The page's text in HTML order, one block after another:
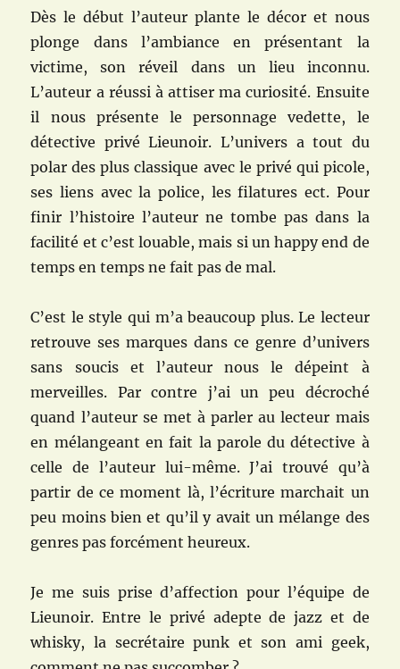
Dès le début l’auteur plante le décor et nous
plonge dans l’ambiance en présentant la
victime, son réveil dans un lieu inconnu.
L’auteur a réussi à attiser ma curiosité. Ensuite
il nous présente le personnage vedette, le
détective privé Lieunoir. L’univers a tout du
polar des plus classique avec le privé qui picole,
ses liens avec la police, les filatures ect. Pour
finir l’histoire l’auteur ne tombe pas dans la
facilité et c’est louable, mais si un happy end de
temps en temps ne fait pas de mal.
C’est le style qui m’a beaucoup plus. Le lecteur
retrouve ses marques dans ce genre d’univers
sans soucis et l’auteur nous le dépeint à
merveilles. Par contre j’ai un peu décroché
quand l’auteur se met à parler au lecteur mais
en mélangeant en fait la parole du détective à
celle de l’auteur lui-même. J’ai trouvé qu’à
partir de ce moment là, l’écriture marchait un
peu moins bien et qu’il y avait un mélange des
genres pas forcément heureux.
Je me suis prise d’affection pour l’équipe de
Lieunoir. Entre le privé adepte de jazz et de
whisky, la secrétaire punk et son ami geek,